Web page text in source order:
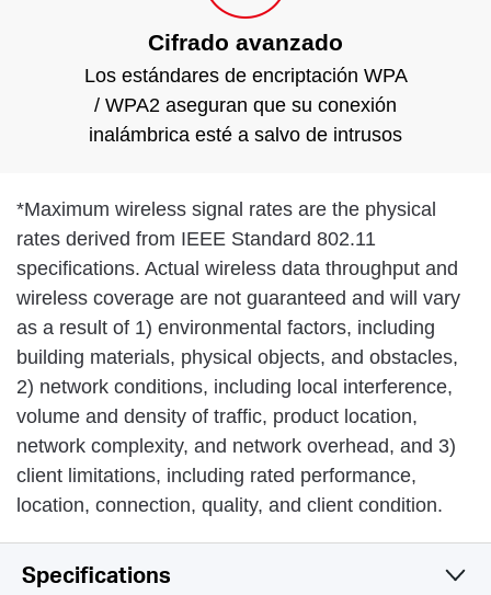
Cifrado avanzado
Los estándares de encriptación WPA
/ WPA2 aseguran que su conexión
inalámbrica esté a salvo de intrusos
*Maximum wireless signal rates are the physical
rates derived from IEEE Standard 802.11
specifications. Actual wireless data throughput and
wireless coverage are not guaranteed and will vary
as a result of 1) environmental factors, including
building materials, physical objects, and obstacles,
2) network conditions, including local interference,
volume and density of traffic, product location,
network complexity, and network overhead, and 3)
client limitations, including rated performance,
location, connection, quality, and client condition.
Specifications